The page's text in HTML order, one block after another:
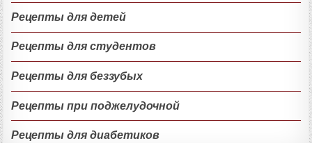
Рецепты для детей
Рецепты для студентов
Рецепты для беззубых
Рецепты при поджелудочной
Рецепты для диабетиков